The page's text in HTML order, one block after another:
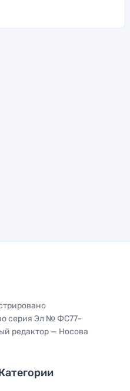
серия Эл № ФС77-
редактор — Носова